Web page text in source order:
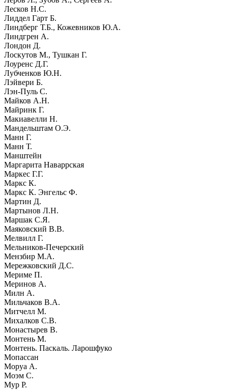
Лесков Н.С.
Лиддел Гарт Б.
Линдберг Т.Б., Кожевников Ю.А.
Линдгрен А.
Лондон Д.
Лоскутов М., Тушкан Г.
Лоуренс Д.Г.
Лубченков Ю.Н.
Лэйвери Б.
Лэн-Пуль С.
Майков А.Н.
Майринк Г.
Макиавелли Н.
Мандельштам О.Э.
Манн Г.
Манн Т.
Манштейн
Маргарита Наваррская
Маркес Г.Г.
Маркс К.
Маркс К. Энгельс Ф.
Мартин Д.
Мартынов Л.Н.
Маршак С.Я.
Маяковский В.В.
Мелвилл Г.
Мельников-Печерский
Мензбир М.А.
Мережковский Д.С.
Мериме П.
Меринов А.
Милн А.
Мильчаков В.А.
Митчелл М.
Михалков С.В.
Монастырев В.
Монтень М.
Монтень. Паскаль. Ларошфуко
Мопассан
Моруа А.
Моэм С.
Мур Р.